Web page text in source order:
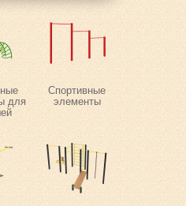
для
Спортивные
элементы